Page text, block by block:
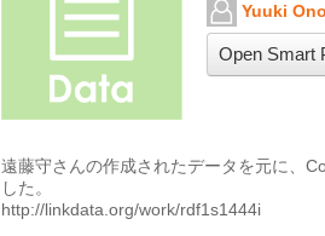
Yuuki Ono
Open Smart
遠藤守さんの作成されたデータを元に、
した。
http://linkdata.org/work/rdf1s1444i